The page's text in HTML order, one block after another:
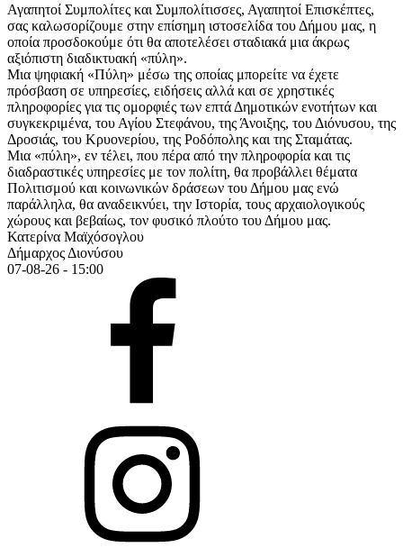
Αγαπητοί Συμπολίτες και Συμπολίτισσες, Αγαπητοί Επισκέπτες,
σας καλωσορίζουμε στην επίσημη ιστοσελίδα του Δήμου μας, η
οποία προσδοκούμε ότι θα αποτελέσει σταδιακά μια άκρως
αξιόπιστη διαδικτυακή «πύλη».
Μια ψηφιακή «Πύλη» μέσω της οποίας μπορείτε να έχετε
πρόσβαση σε υπηρεσίες, ειδήσεις αλλά και σε χρηστικές
πληροφορίες για τις ομορφιές των επτά Δημοτικών ενοτήτων και
συγκεκριμένα, του Αγίου Στεφάνου, της Άνοιξης, του Διόνυσου, της
Δροσιάς, του Κρυονερίου, της Ροδόπολης και της Σταμάτας.
Μια «πύλη», εν τέλει, που πέρα από την πληροφορία και τις
διαδραστικές υπηρεσίες με τον πολίτη, θα προβάλλει θέματα
Πολιτισμού και κοινωνικών δράσεων του Δήμου μας ενώ
παράλληλα, θα αναδεικνύει, την Ιστορία, τους αρχαιολογικούς
χώρους και βεβαίως, τον φυσικό πλούτο του Δήμου μας.
Κατερίνα Μαϊχόσογλου
Δήμαρχος Διονύσου
07-08-26 - 15:00